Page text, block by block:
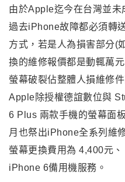
由於Apple迄今在台灣並未
過去iPhone故障都必須轉
方式，若是人為損害部分(
換的維修報價都是動輒萬
螢幕破裂佔整體人損維修
Apple除授權德誼數位與
6 Plus 兩款手機的螢幕面
月也祭出iPhone全系列維
螢幕更換費用為 4,400元
iPhone 6備用機服務。